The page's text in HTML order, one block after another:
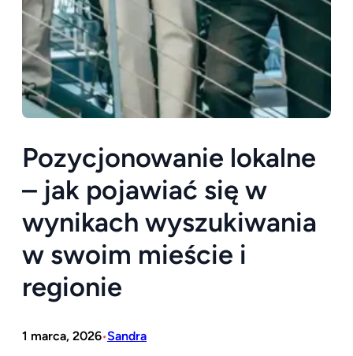
Pozycjonowanie lokalne
– jak pojawiać się w
wynikach wyszukiwania
w swoim mieście i
regionie
1 marca, 2026•Sandra